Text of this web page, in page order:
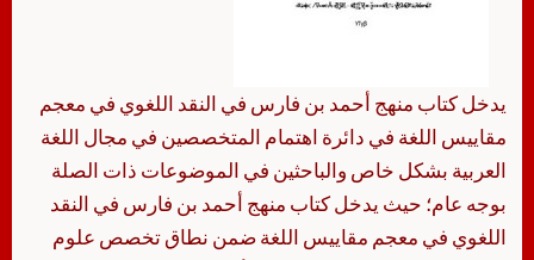
يدخل كتاب منهج أحمد بن فارس في النقد اللغوي في معجم
مقاييس اللغة في دائرة اهتمام المتخصصين في مجال اللغة
العربية بشكل خاص والباحثين في الموضوعات ذات الصلة
بوجه عام؛ حيث يدخل كتاب منهج أحمد بن فارس في النقد
اللغوي في معجم مقاييس اللغة ضمن نطاق تخصص علوم